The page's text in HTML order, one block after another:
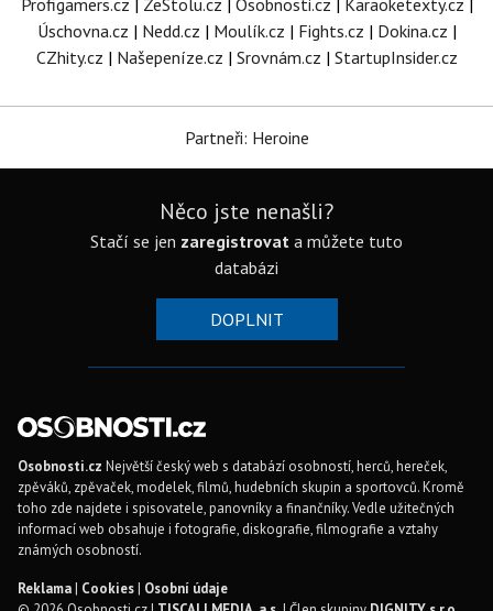
Profigamers.cz | ZeStolu.cz | Osobnosti.cz | Karaoketexty.cz |
Úschovna.cz | Nedd.cz | Moulík.cz | Fights.cz | Dokina.cz |
CZhity.cz | Našepeníze.cz | Srovnám.cz | StartupInsider.cz
Partneři: Heroine
Něco jste nenašli?
Stačí se jen zaregistrovat a můžete tuto
databázi
DOPLNIT
Osobnosti.cz Největší český web s databází osobností, herců, hereček,
zpěváků, zpěvaček, modelek, filmů, hudebních skupin a sportovců. Kromě
toho zde najdete i spisovatele, panovníky a finančníky. Vedle užitečných
informací web obsahuje i fotografie, diskografie, filmografie a vztahy
známých osobností.
Reklama| Cookies| Osobní údaje